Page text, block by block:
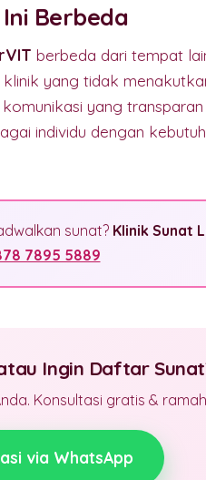
Berbeda
berbeda dari tempat
yang tidak
yang
individu dengan
sunat? Klinik Sunat
7895 5889
Ingin Daftar
Konsultasi gratis &
via WhatsApp